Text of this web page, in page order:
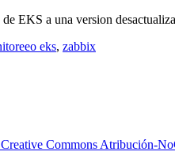
EKS a una version
eks, zabbix
Commons Atribución-